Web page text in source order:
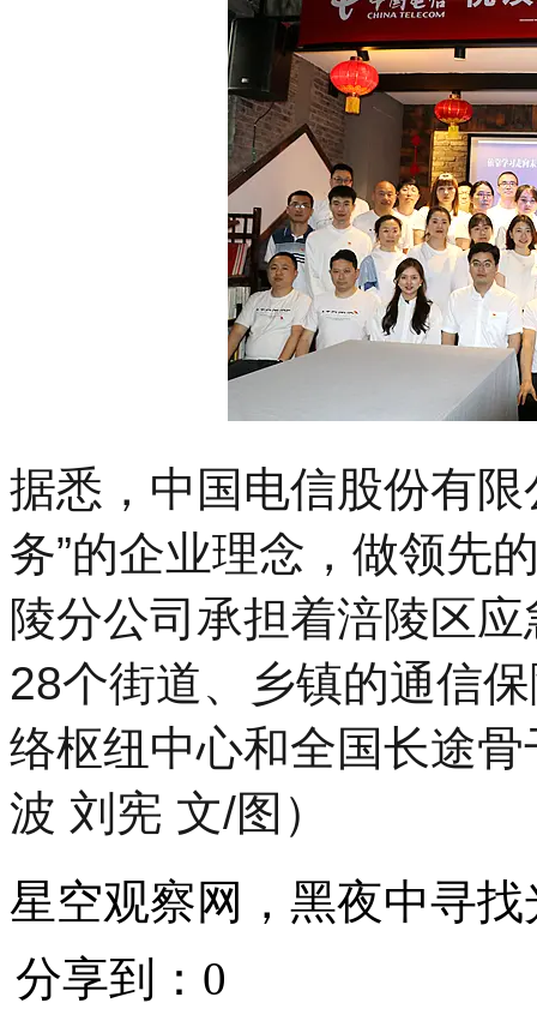
据悉，中国电信股份有
务”的企业理念，做领先
陵分公司承担着涪陵区
28个街道、乡镇的通信
络枢纽中心和全国长途
波 刘宪 文/图）
星空观察网，黑夜中寻找
分享到： 0